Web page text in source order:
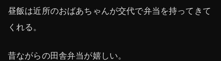
昼飯は近所のおばあちゃんが交代で弁当を持ってきて
くれる。
昔ながらの田舎弁当が嬉しい。